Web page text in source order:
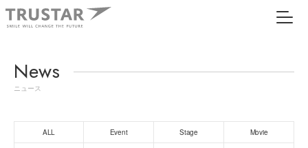
News
ニュース
ALL Event Stage Movie